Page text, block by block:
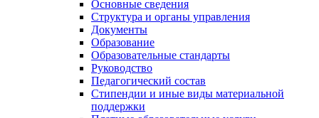
Основные сведения
Структура и органы управления
Документы
Образование
Образовательные стандарты
Руководство
Педагогический состав
Стипендии и иные виды материальной
поддержки